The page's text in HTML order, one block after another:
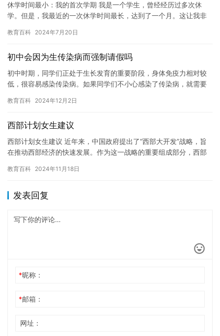
休学时间最小：我的首次学期 我是一个学生，曾经经历过多次休
学。但是，我最近的一次休学时间最长，达到了一个月。这让我非
直是…
教育百科 2024年7月20日
初中会因为生传染病而强制请假吗
初中时期，同学们正处于生长发育的重要阶段，身体免疫力相对较
低，很容易感染传染病。如果同学们不小心感染了传染病，就需要
初中…
教育百科 2024年12月2日
西部计划女生建议
西部计划女生建议 近年来，中国政府提出了“西部大开发”战略，旨
在推动西部经济的快速发展。作为这一战略的重要组成部分，西部
们…
教育百科 2024年11月18日
发表回复
*昵称：
*邮箱：
网址：